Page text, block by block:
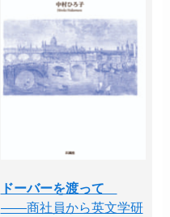
ドーバーを渡って
――商社員から英文学研